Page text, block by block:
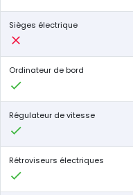
Sièges électrique
Ordinateur de bord
Régulateur de vitesse
Rétroviseurs électriques